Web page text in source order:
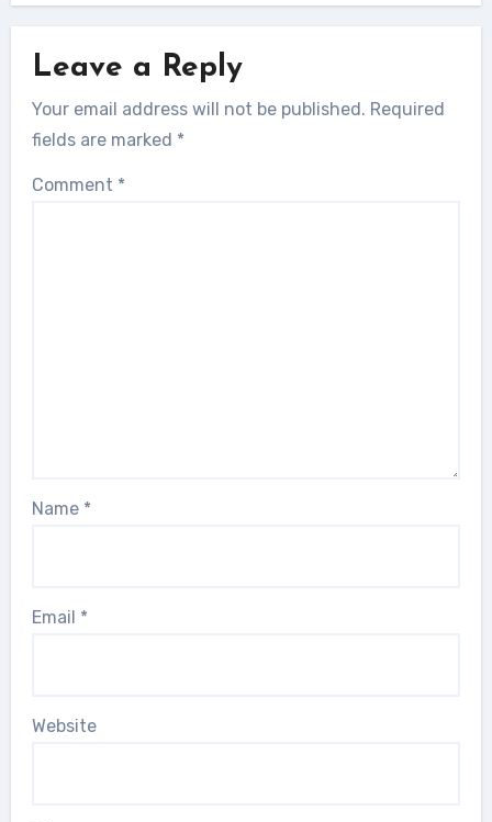
Leave a Reply
Your email address will not be published. Required
fields are marked *
Comment *
Name *
Email *
Website